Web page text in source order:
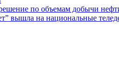
по объемам добычи
вышла на национальные